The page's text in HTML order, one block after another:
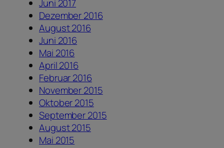
Juni 2017
Dezember 2016
August 2016
Juni 2016
Mai 2016
April 2016
Februar 2016
November 2015
Oktober 2015
September 2015
August 2015
Mai 2015